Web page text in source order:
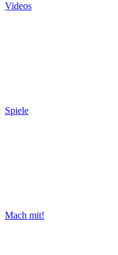
Videos
Spiele
Mach mit!